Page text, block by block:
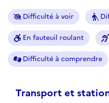
Difficulté à voir
En fauteuil roulant
Difficulté à comprendre
Transport et